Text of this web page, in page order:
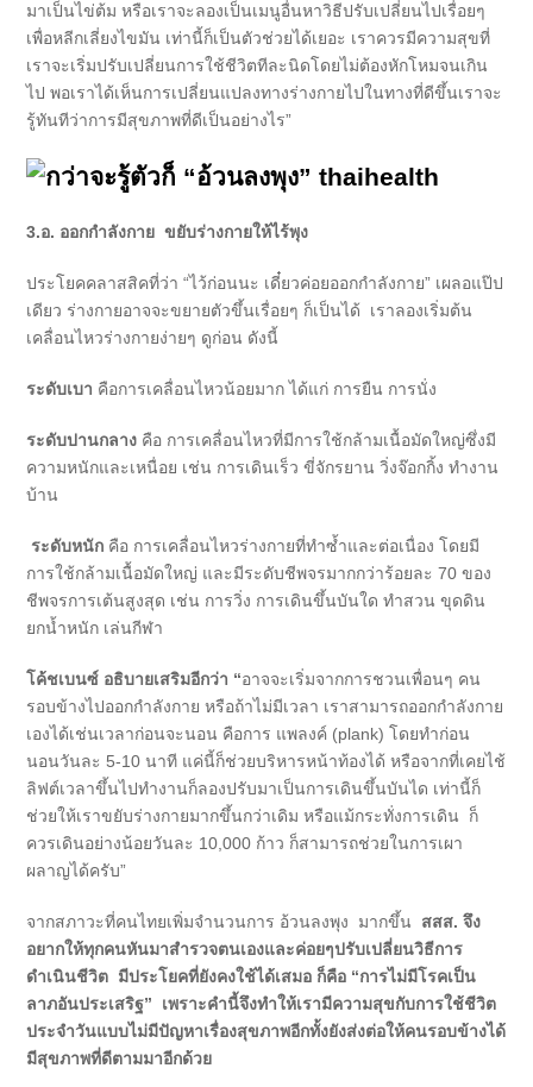
มาเป็นไข่ต้ม หรือเราจะลองเป็นเมนูอื่นหาวิธีปรับเปลี่ยนไปเรื่อยๆ
เพื่อหลีกเลี่ยงไขมัน เท่านี้ก็เป็นตัวช่วยได้เยอะ เราควรมีความสุขที่
เราจะเริ่มปรับเปลี่ยนการใช้ชีวิตทีละนิดโดยไม่ต้องหักโหมจนเกิน
ไป พอเราได้เห็นการเปลี่ยนแปลงทางร่างกายไปในทางที่ดีขึ้นเราจะ
รู้ทันทีว่าการมีสุขภาพที่ดีเป็นอย่างไร”
3.อ. ออกกำลังกาย ขยับร่างกายให้ไร้พุง
ประโยคคลาสสิคที่ว่า “ไว้ก่อนนะ เดี๋ยวค่อยออกกำลังกาย” เผลอแป๊ป
เดียว ร่างกายอาจจะขยายตัวขึ้นเรื่อยๆ ก็เป็นได้ เราลองเริ่มต้น
เคลื่อนไหวร่างกายง่ายๆ ดูก่อน ดังนี้
ระดับเบา คือการเคลื่อนไหวน้อยมาก ได้แก่ การยืน การนั่ง
ระดับปานกลาง คือ การเคลื่อนไหวที่มีการใช้กล้ามเนื้อมัดใหญ่ซึ่งมี
ความหนักและเหนื่อย เช่น การเดินเร็ว ขี่จักรยาน วิ่งจ๊อกกิ้ง ทำงาน
บ้าน
ระดับหนัก คือ การเคลื่อนไหวร่างกายที่ทำซ้ำและต่อเนื่อง โดยมี
การใช้กล้ามเนื้อมัดใหญ่ และมีระดับชีพจรมากกว่าร้อยละ 70 ของ
ชีพจรการเต้นสูงสุด เช่น การวิ่ง การเดินขึ้นบันใด ทำสวน ขุดดิน
ยกน้ำหนัก เล่นกีฬา
โค้ชเบนซ์ อธิบายเสริมอีกว่า “อาจจะเริ่มจากการชวนเพื่อนๆ คน
รอบข้างไปออกกำลังกาย หรือถ้าไม่มีเวลา เราสามารถออกกำลังกาย
เองได้เช่นเวลาก่อนจะนอน คือการ แพลงค์ (plank) โดยทำก่อน
นอนวันละ 5-10 นาที แค่นี้ก็ช่วยบริหารหน้าท้องได้ หรือจากที่เคยไช้
ลิฟต์เวลาขึ้นไปทำงานก็ลองปรับมาเป็นการเดินขึ้นบันได เท่านี้ก็
ช่วยให้เราขยับร่างกายมากขึ้นกว่าเดิม หรือแม้กระทั่งการเดิน ก็
ควรเดินอย่างน้อยวันละ 10,000 ก้าว ก็สามารถช่วยในการเผา
ผลาญได้ครับ”
จากสภาวะที่คนไทยเพิ่มจำนวนการ อ้วนลงพุง มากขึ้น สสส. จึง
อยากให้ทุกคนหันมาสำรวจตนเองและค่อยๆปรับเปลี่ยนวิธีการ
ดำเนินชีวิต มีประโยคที่ยังคงใช้ได้เสมอ ก็คือ “การไม่มีโรคเป็น
ลาภอันประเสริฐ” เพราะคำนี้จึงทำให้เรามีความสุขกับการใช้ชีวิต
ประจำวันแบบไม่มีปัญหาเรื่องสุขภาพอีกทั้งยังส่งต่อให้คนรอบข้างได้
มีสุขภาพที่ดีตามมาอีกด้วย